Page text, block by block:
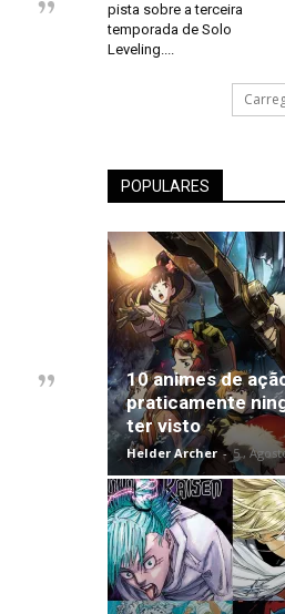
pista sobre a terceira
temporada de Solo
Leveling....
POPULARES
10 animes de
praticamente
ter visto
Helder Archer - 5 ,